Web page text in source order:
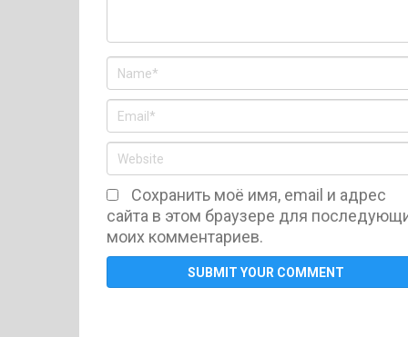
Сохранить моё имя, email и адрес
сайта в этом браузере для
моих комментариев.